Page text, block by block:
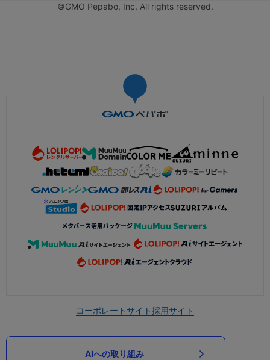
©GMO Pepabo, Inc. All rights reserved.
コーポレートサイト採用サイト
AIへの取り組み